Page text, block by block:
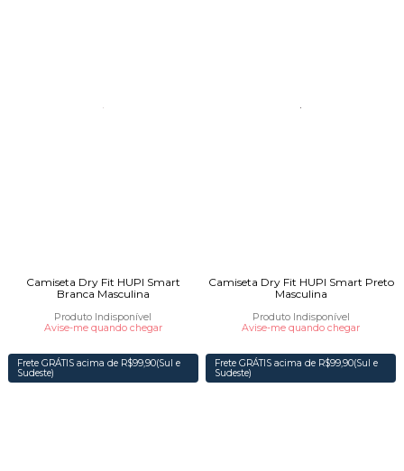
Camiseta Dry Fit HUPI Smart
Branca Masculina
Produto Indisponível
Avise-me quando chegar
Frete GRÁTIS acima de R$99,90(Sul e
Sudeste)
Camiseta Dry Fit HUPI Smart Preto
Masculina
Produto Indisponível
Avise-me quando chegar
Frete GRÁTIS acima de R$99,90(Sul e
Sudeste)